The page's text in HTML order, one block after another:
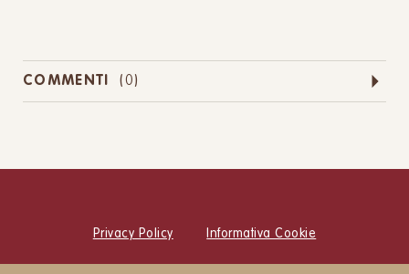
COMMENTI (0)
Privacy Policy Informativa Cookie